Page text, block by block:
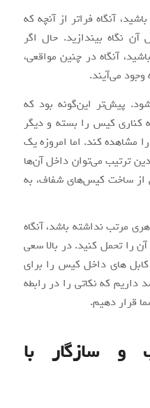
آنگاه فراتر از آنچه که
نگاه بیندازید. حال اگر
آنگاه در چنین مواقعی،
می‌آیند.
پیش‌تر این‌گونه بود که
کیس را بسته و دیگر
مشاهده کند. اما امروزه یک
ترتیب می‌توان داخل آن‌ها
از ساخت کیس‌های شفاف، به
مرتب نداشته باشد، آنگاه
را تحمل کنید. در بالا سعی
های داخل کیس را برای
داریم که نکاتی را در رابطه
قرار دهیم.
سازگار با